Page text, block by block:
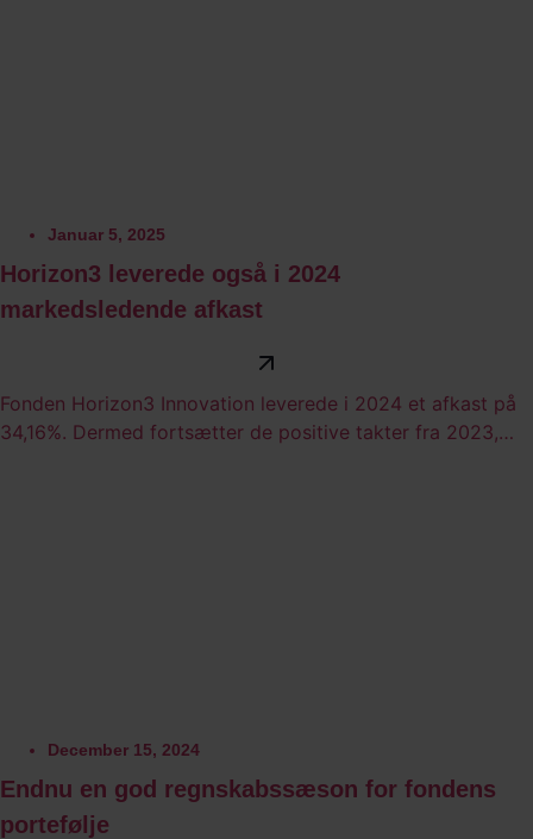
Januar 5, 2025
Horizon3 leverede også i 2024
markedsledende afkast
Fonden Horizon3 Innovation leverede i 2024 et afkast på
34,16%. Dermed fortsætter de positive takter fra 2023,
December 15, 2024
Endnu en god regnskabssæson for fondens
portefølje